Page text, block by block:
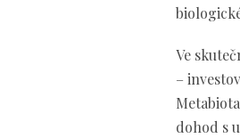
Ve
–
dohod s